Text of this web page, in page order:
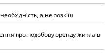
а не розкіш
про подобову оренду житла в